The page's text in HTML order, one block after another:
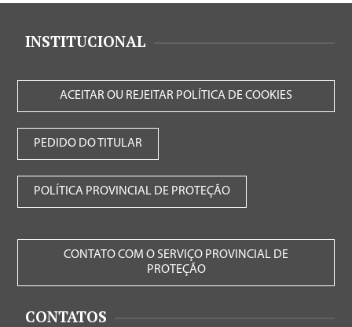
INSTITUCIONAL
ACEITAR OU REJEITAR POLÍTICA DE COOKIES
PEDIDO DO TITULAR
POLÍTICA PROVINCIAL DE PROTEÇÃO
CONTATO COM O SERVIÇO PROVINCIAL DE
PROTEÇÃO
CONTATOS